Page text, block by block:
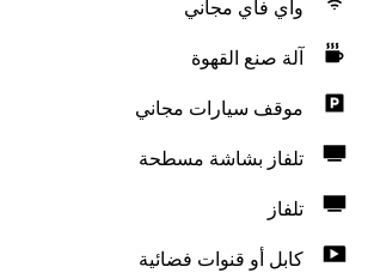
واي فاي مجاني
آلة صنع القهوة
موقف سيارات مجاني
تلفاز بشاشة مسطحة
تلفاز
كابل أو قنوات فضائية